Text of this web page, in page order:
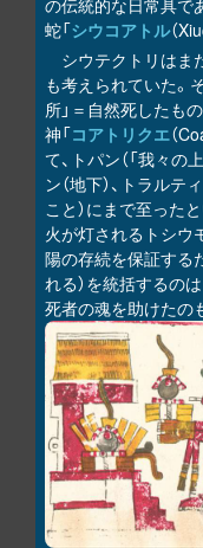
の伝統的な日常具で
蛇「シウコアトル（
シウテクトリはま
も考えられていた。
所」＝自然死したも
神「コアトリクエ（
て、トパン（「我々
ン（地下）、トラル
こと）にまで至った
火が灯されるトシウ
陽の存続を保証する
れる）を統括するの
死者の魂を助けたの